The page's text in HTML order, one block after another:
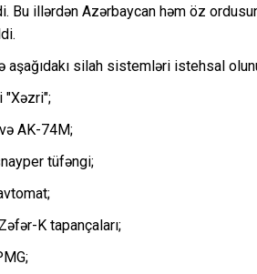
Bu illərdən Azərbaycan həm öz
aşağıdakı silah sistemləri istehsal
"Xəzri";
AK-74M;
tüfəngi;
K tapançaları;